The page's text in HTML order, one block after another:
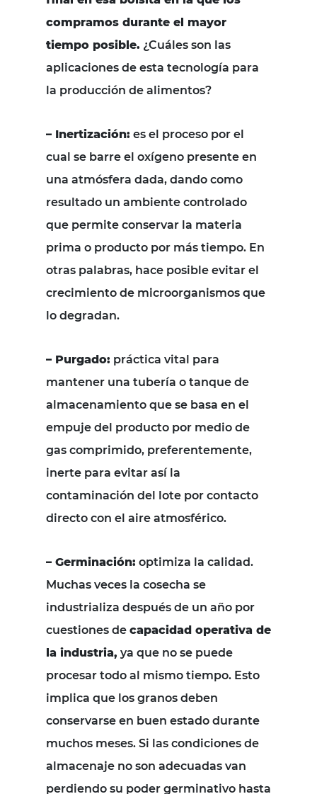
compramos durante el mayor
tiempo posible. ¿Cuáles son las
aplicaciones de esta tecnología para
la producción de alimentos?
– Inertización: es el proceso por el
cual se barre el oxígeno presente en
una atmósfera dada, dando como
resultado un ambiente controlado
que permite conservar la materia
prima o producto por más tiempo. En
otras palabras, hace posible evitar el
crecimiento de microorganismos que
lo degradan.
– Purgado: práctica vital para
mantener una tubería o tanque de
almacenamiento que se basa en el
empuje del producto por medio de
gas comprimido, preferentemente,
inerte para evitar así la
contaminación del lote por contacto
directo con el aire atmosférico.
– Germinación: optimiza la calidad.
Muchas veces la cosecha se
industrializa después de un año por
cuestiones de capacidad operativa de
la industria, ya que no se puede
procesar todo al mismo tiempo. Esto
implica que los granos deben
conservarse en buen estado durante
muchos meses. Si las condiciones de
almacenaje no son adecuadas van
perdiendo su poder germinativo hasta